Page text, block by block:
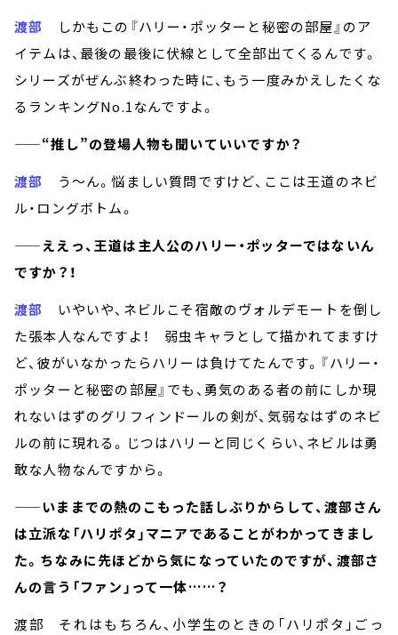
渡部
しかもこの『ハリー・ポッターと秘密の部屋』のア
イテムは、最後の最後に伏線として全部出てくるんです。
シリーズがぜんぶ終わった時に、もう一度みかえしたくな
るランキングNo.1なんですよ。
——“推し”の登場人物も聞いていいですか？
渡部
う～ん。悩ましい質問ですけど、ここは王道のネビ
ル・ロングボトム。
——ええっ、王道は主人公のハリー・ポッターではないん
ですか？！
渡部
いやいや、ネビルこそ宿敵のヴォルデモートを倒し
た張本人なんですよ！ 弱虫キャラとして描かれてますけ
ど、彼がいなかったらハリーは負けてたんです。『ハリー・
ポッターと秘密の部屋』でも、勇気のある者の前にしか現
れないはずのグリフィンドールの剣が、気弱なはずのネビ
ルの前に現れる。じつはハリーと同じくらい、ネビルは勇
敢な人物なんですから。
——いままでの熱のこもった話しぶりからして、渡部さん
は立派な「ハリポタ」マニアであることがわかってきまし
た。ちなみに先ほどから気になっていたのですが、渡部さ
んの言う「ファン」って一体……？
渡部 それはもちろん、小学生のときの「ハリポタ」ごっ